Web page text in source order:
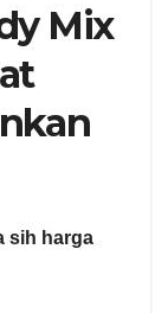
Mix
sih harga